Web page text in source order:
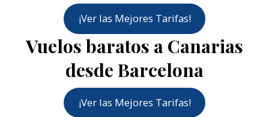
¡Ver las Mejores Tarifas!
Vuelos baratos a Canarias
desde Barcelona
¡Ver las Mejores Tarifas!